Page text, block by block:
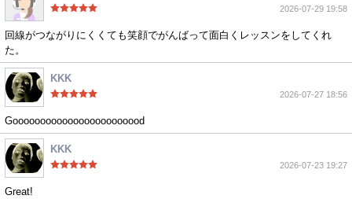
2026-07-29 19:58
回線がつながりにくくても笑顔でがんばって面白くレッスンをしてくれ
た。
KKK
2026-07-27 18:56
Goooooooooooooooooooooood
KKK
2026-07-23 19:27
Great!